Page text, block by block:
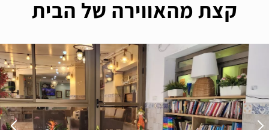
קצת מהאווירה של הבית